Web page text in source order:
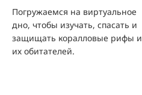
Погружаемся на виртуальное
дно, чтобы изучать, спасать и
защищать коралловые рифы и
их обитателей.